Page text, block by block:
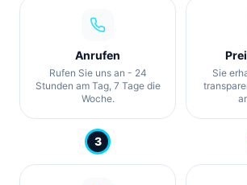
Anrufen
Rufen Sie uns an - 24
Stunden am Tag, 7 Tage die
Woche.
Sie
3